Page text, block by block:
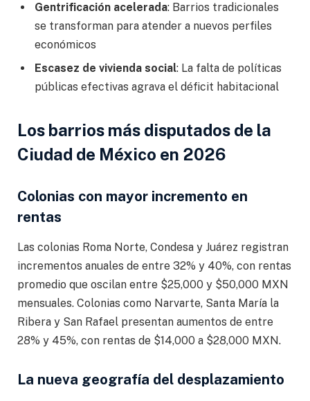
Gentrificación acelerada: Barrios tradicionales
se transforman para atender a nuevos perfiles
económicos
Escasez de vivienda social: La falta de políticas
públicas efectivas agrava el déficit habitacional
Los barrios más disputados de la
Ciudad de México en 2026
Colonias con mayor incremento en
rentas
Las colonias Roma Norte, Condesa y Juárez registran
incrementos anuales de entre 32% y 40%, con rentas
promedio que oscilan entre $25,000 y $50,000 MXN
mensuales. Colonias como Narvarte, Santa María la
Ribera y San Rafael presentan aumentos de entre
28% y 45%, con rentas de $14,000 a $28,000 MXN.
La nueva geografía del desplazamiento